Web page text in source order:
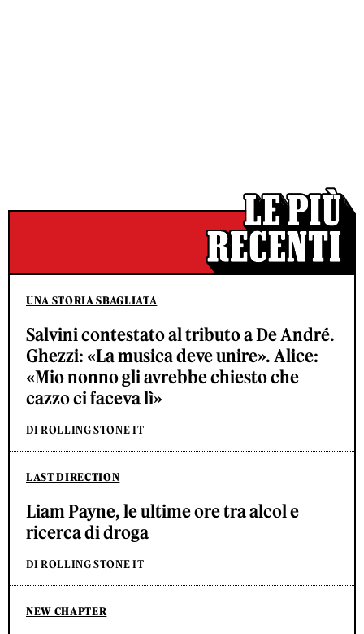
UNA STORIA SBAGLIATA
Salvini contestato al tributo a De André.
Ghezzi: «La musica deve unire». Alice:
«Mio nonno gli avrebbe chiesto che
cazzo ci faceva lì»
DI ROLLING STONE IT
LAST DIRECTION
Liam Payne, le ultime ore tra alcol e
ricerca di droga
DI ROLLING STONE IT
NEW CHAPTER